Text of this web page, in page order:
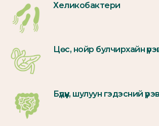
Хеликобактери
Цөс, нойр булчирхайн
Бүдүүн, шулуун гэдэсний